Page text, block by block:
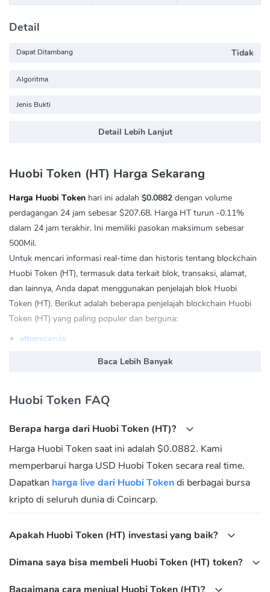
Detail
Dapat Ditambang Tidak
Algoritma
Jenis Bukti
Detail Lebih Lanjut
Huobi Token (HT) Harga Sekarang
Harga Huobi Token hari ini adalah $0.0882 dengan volume
perdagangan 24 jam sebesar $207.68. Harga HT turun -0.11%
dalam 24 jam terakhir. Ini memiliki pasokan maksimum sebesar
500Mil.
Untuk mencari informasi real-time dan historis tentang blockchain
Huobi Token (HT), termasuk data terkait blok, transaksi, alamat,
dan lainnya, Anda dapat menggunakan penjelajah blok Huobi
Token (HT). Berikut adalah beberapa penjelajah blockchain Huobi
Token (HT) yang paling populer dan berguna:
etherscan.io
Huobi Token (HT) Komunidasi
Twitter:https://twitter.com/HuobiGlobal
Reddit:https://www.reddit.com/r/huobi
Telegram:https://t.me/huobiproofficial
Apa yang dimaksud dengan alamat Kontrak
Huobi Token (HT)?
Baca Lebih Banyak
Huobi Token FAQ
Berapa harga dari Huobi Token (HT)?
Harga Huobi Token saat ini adalah $0.0882. Kami
memperbarui harga USD Huobi Token secara real time.
Dapatkan harga live dari Huobi Tokendi berbagai bursa
kripto di seluruh dunia di Coincarp.
Apakah Huobi Token (HT) investasi yang baik?
Dimana saya bisa membeli Huobi Token (HT) token?